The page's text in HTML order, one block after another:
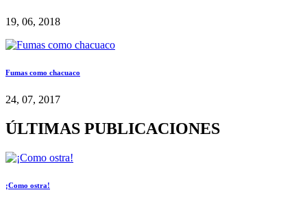
19, 06, 2018
Fumas como chacuaco
24, 07, 2017
ÚLTIMAS PUBLICACIONES
¡Como ostra!